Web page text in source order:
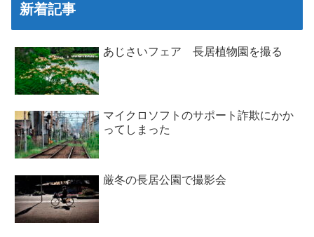
新着記事
あじさいフェア 長居植物園を撮る
マイクロソフトのサポート詐欺にかか
ってしまった
厳冬の長居公園で撮影会